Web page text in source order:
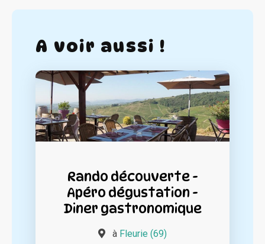
A voir aussi !
Rando découverte -
Apéro dégustation -
Diner gastronomique
à Fleurie (69)